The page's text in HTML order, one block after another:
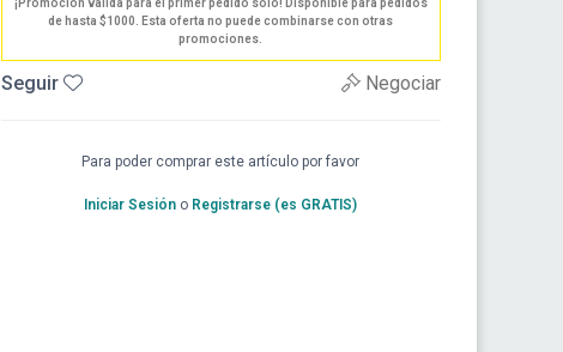
¡Promoción válida para el primer pedido solo! Disponible para pedidos
de hasta $1000. Esta oferta no puede combinarse con otras
promociones.
Seguir Negociar
Para poder comprar este artículo por favor
Iniciar Sesión o Registrarse (es GRATIS)